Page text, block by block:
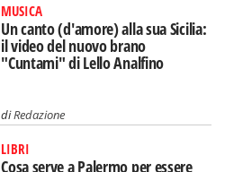
MUSICA
Un canto (d'amore) alla sua Sicilia:
il video del nuovo brano
"Cuntami" di Lello Analfino
diRedazione
LIBRI
Cosa serve a Palermo per essere